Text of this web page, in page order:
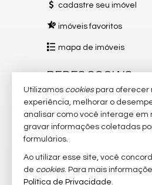
cadastre seu imóvel
imóveis favoritos
mapa de imóveis
REDES SOCIAIS
Instagram
Facebook
TikTok
YouTube
Utilizamos cookiespara oferecer
experiência, melhorar o
analisar como você interage em
gravar informações coletadas
formulários.
Ao utilizar esse site, você
de cookies. Para mais
Política de Privacidade.